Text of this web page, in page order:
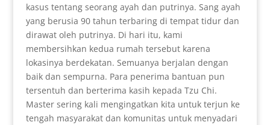
kasus tentang seorang ayah dan putrinya. Sang ayah
yang berusia 90 tahun terbaring di tempat tidur dan
dirawat oleh putrinya. Di hari itu, kami
membersihkan kedua rumah tersebut karena
lokasinya berdekatan. Semuanya berjalan dengan
baik dan sempurna. Para penerima bantuan pun
tersentuh dan berterima kasih kepada Tzu Chi.
Master sering kali mengingatkan kita untuk terjun ke
tengah masyarakat dan komunitas untuk menyadari